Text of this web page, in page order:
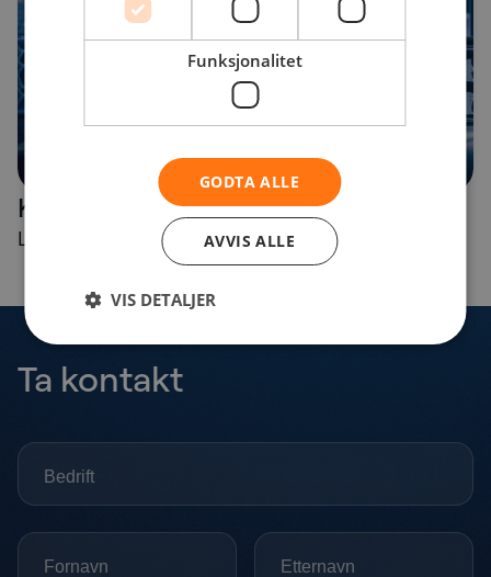
Kommunikasjon for kontrollrom
Les mer
Ta kontakt
Funksjonalitet
GODTA ALLE
AVVIS ALLE
VIS DETALJER